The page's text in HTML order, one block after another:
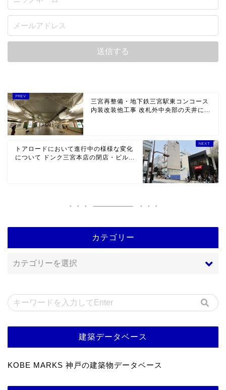
三宮再整備・地下鉄三宮駅東コンコース
内装改装他工事 改札外中央部の天井に...
トアロードにおいて進行中の様様な変化
について ドンク三宮本店の閉店・ビル...
カテゴリー
建築データベース
KOBE MARKS 神戸の建築物データベース